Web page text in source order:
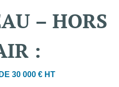
– HORS
:
30 000 € HT